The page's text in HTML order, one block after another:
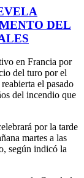
DEL
en Francia por
del turo por el
el pasado
del incendio que
por la tarde
martes a las
según indicó la